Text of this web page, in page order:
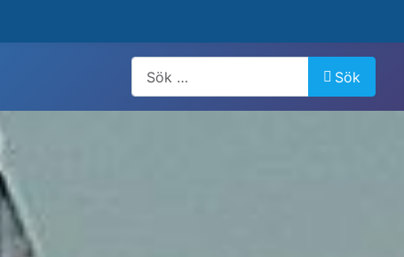
Artiklar, forum, händelser, dokument
Sök